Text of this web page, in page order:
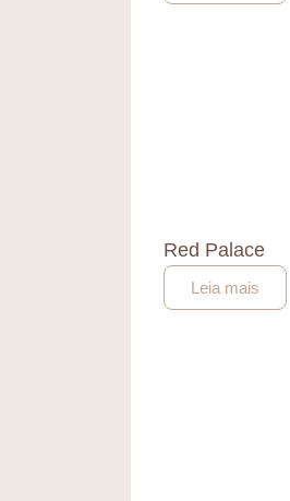
Red Palace
Leia mais